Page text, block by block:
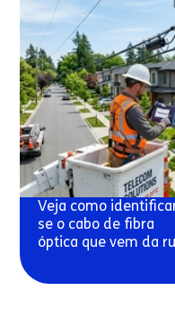
Veja como
se o cabo de fibra
óptica que vem da